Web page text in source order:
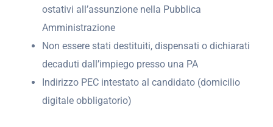
ostativi all’assunzione nella Pubblica
Amministrazione
Non essere stati destituiti, dispensati o dichiarati
decaduti dall’impiego presso una PA
Indirizzo PEC intestato al candidato (domicilio
digitale obbligatorio)